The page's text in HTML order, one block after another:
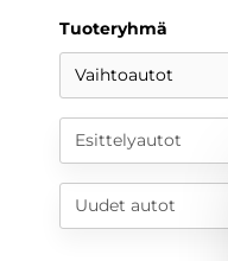
Tuoteryhmä
Vaihtoautot
Esittelyautot
Uudet autot